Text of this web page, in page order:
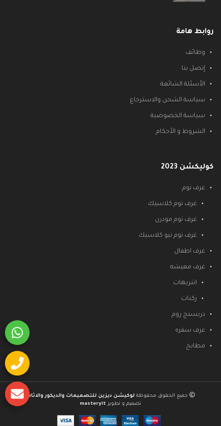
روابط هامة
وظائف
إتصل بنا
الأسئلة الشائعة
سياسة الشحن والاسترجاع
سياسة الخصوصية
الشروط و الأحكام
كوليكشن 2023
غرف نوم
غرف نوم كلاسيك
غرف نوم مودرن
غرف نوم نيو كلاسيك
غرف اطفال
غرف معيشه
انتريهات
ركنات
دريسنج روم
غرف سفره
مطابخ
جميع الحقوق محفوظة لوكيشن ديزين للتصميمات والديكور والاثاث
تصميم و تطوير masteryit